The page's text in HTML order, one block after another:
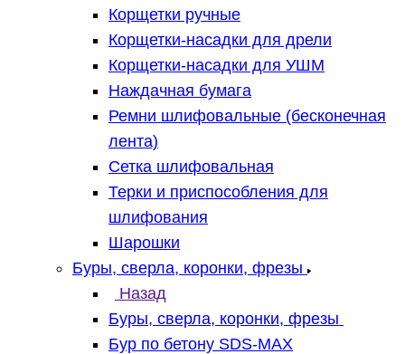
Корщетки ручные
Корщетки-насадки для дрели
Корщетки-насадки для УШМ
Наждачная бумага
Ремни шлифовальные (бесконечная
лента)
Сетка шлифовальная
Терки и приспособления для
шлифования
Шарошки
Буры, сверла, коронки, фрезы
Назад
Буры, сверла, коронки, фрезы
Бур по бетону SDS-MAX